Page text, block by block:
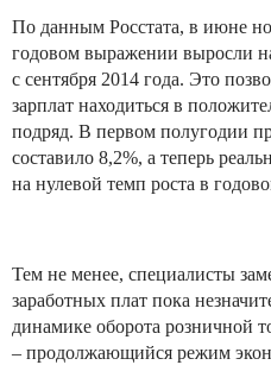
По данным Росстата, в июне
годовом выражении выросли
с сентября 2014 года. Это
зарплат находиться в
подряд. В первом полугодии
составило 8,2%, а теперь
на нулевой темп роста в
Тем не менее, специалисты
заработных плат пока
динамике оборота розничной
– продолжающийся режим